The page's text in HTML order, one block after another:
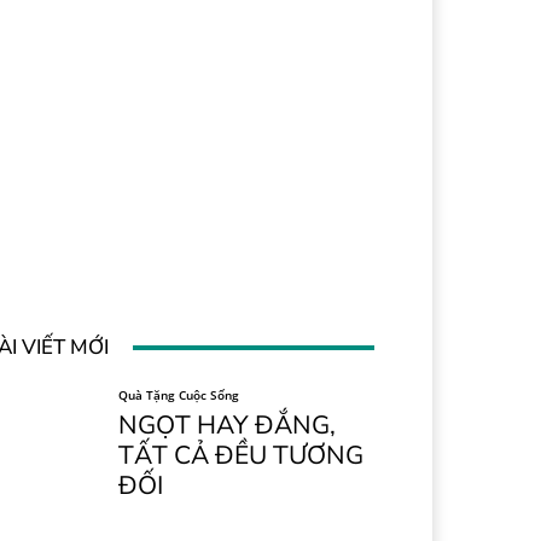
VIẾT MỚI
Quà Tặng Cuộc Sống
NGỌT HAY ĐẮNG,
TẤT CẢ ĐỀU TƯƠNG
ĐỐI